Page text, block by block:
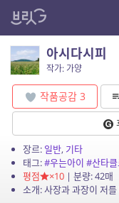
아시다시피
작가: 가양
작품공감 3
장르: 일반, 기타
태그:#우는아이 #산타
평점
×10| 분량: 42매